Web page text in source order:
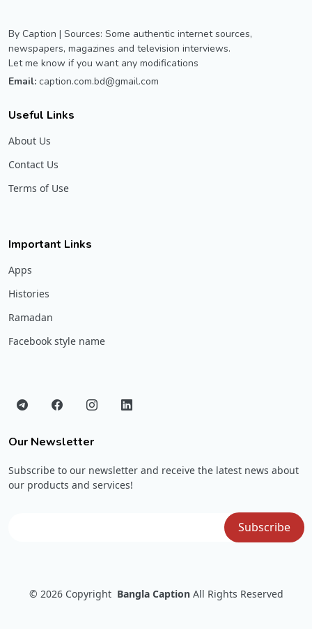
By Caption | Sources: Some authentic internet sources,
newspapers, magazines and television interviews.
Let me know if you want any modifications
Email: caption.com.bd@gmail.com
Useful Links
About Us
Contact Us
Terms of Use
Important Links
Apps
Histories
Ramadan
Facebook style name
Our Newsletter
Subscribe to our newsletter and receive the latest news about
our products and services!
© 2026 Copyright Bangla Caption All Rights Reserved